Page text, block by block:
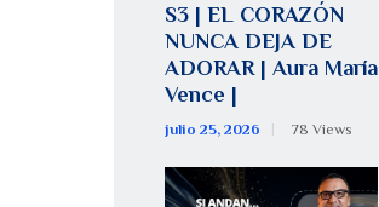
S3 | EL CORAZÓN
NUNCA DEJA DE
ADORAR | Aura María
Vence |
julio 25, 2026 78 Views